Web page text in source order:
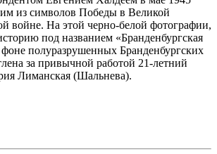
из символов Победы в Великой
войне. На этой черно-белой фотографии,
под названием «Бранденбургская
полуразрушенных Бранденбургских
за привычной работой 21-летний
Лиманская (Шальнева).